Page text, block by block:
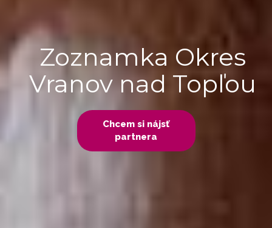
Chcem si nájsť
partnera
Zoznamka Okres
Vranov nad Topľou